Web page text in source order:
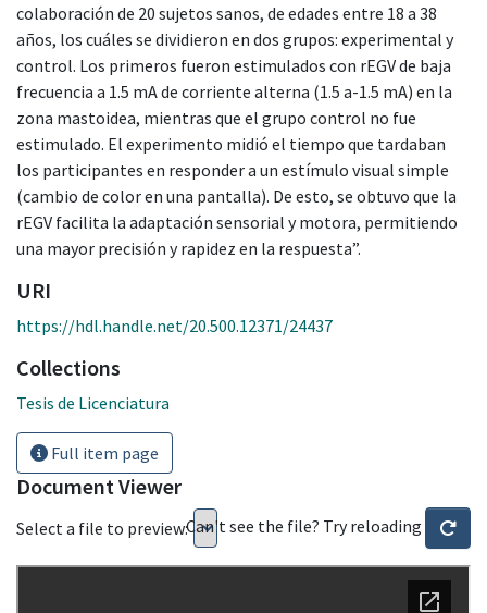
colaboración de 20 sujetos sanos, de edades entre 18 a 38
años, los cuáles se dividieron en dos grupos: experimental y
control. Los primeros fueron estimulados con rEGV de baja
frecuencia a 1.5 mA de corriente alterna (1.5 a-1.5 mA) en la
zona mastoidea, mientras que el grupo control no fue
estimulado. El experimento midió el tiempo que tardaban
los participantes en responder a un estímulo visual simple
(cambio de color en una pantalla). De esto, se obtuvo que la
rEGV facilita la adaptación sensorial y motora, permitiendo
una mayor precisión y rapidez en la respuesta”.
URI
https://hdl.handle.net/20.500.12371/24437
Collections
Tesis de Licenciatura
Full item page
Document Viewer
Select a file to preview:Can't see the file? Try reloading